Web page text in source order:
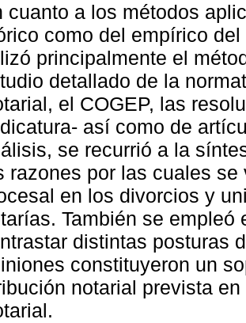
cuanto a los métodos
como del empírico
principalmente el
detallado de la
el COGEP, las
así como de
se recurrió a la
razones por las cuales
en los divorcios y
También se
distintas posturas
constituyeron un
notarial prevista